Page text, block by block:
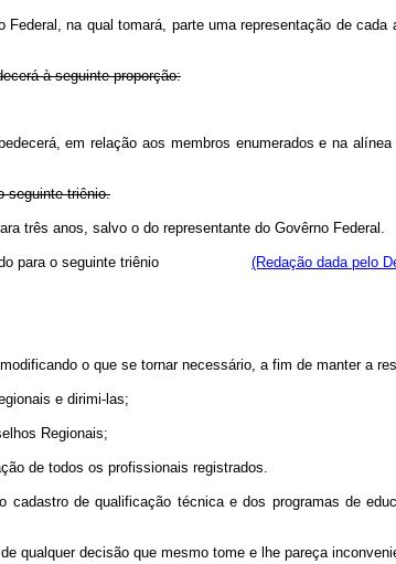
na qual tomará, parte uma representação de
à seguinte proporção:
em relação aos membros enumerados e na
seguinte triênio.
durara três anos, salvo o do representante do
para o seguinte triênio (Redação dada pelo
o que se tornar necessário, a fim de manter a
e dirimi-las;
Regionais;
de todos os profissionais registrados.
de qualificação técnica e dos programas de
qualquer decisão que mesmo tome e lhe pareça